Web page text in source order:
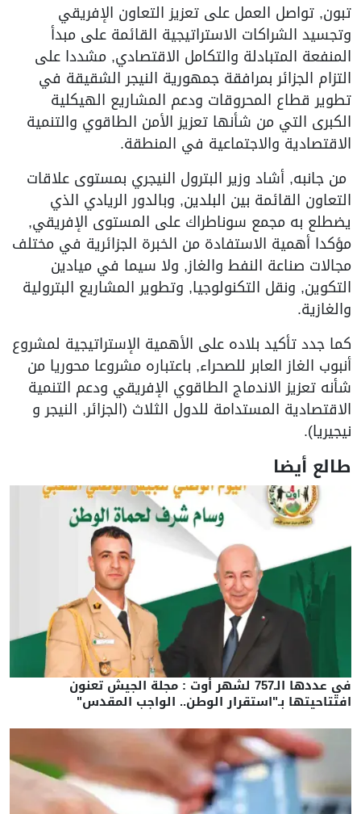
تبون, تواصل العمل على تعزيز التعاون الإفريقي
وتجسيد الشراكات الاستراتيجية القائمة على مبدأ
المنفعة المتبادلة والتكامل الاقتصادي, مشددا على
التزام الجزائر بمرافقة جمهورية النيجر الشقيقة في
تطوير قطاع المحروقات ودعم المشاريع الهيكلية
الكبرى التي من شأنها تعزيز الأمن الطاقوي والتنمية
الاقتصادية والاجتماعية في المنطقة.
من جانبه, أشاد وزير البترول النيجري بمستوى علاقات
التعاون القائمة بين البلدين, وبالدور الريادي الذي
يضطلع به مجمع سوناطراك على المستوى الإفريقي,
مؤكدا أهمية الاستفادة من الخبرة الجزائرية في مختلف
مجالات صناعة النفط والغاز, ولا سيما في ميادين
التكوين, ونقل التكنولوجيا, وتطوير المشاريع البترولية
والغازية.
كما جدد تأكيد بلاده على الأهمية الإستراتيجية لمشروع
أنبوب الغاز العابر للصحراء, باعتباره مشروعا محوريا من
شأنه تعزيز الاندماج الطاقوي الإفريقي ودعم التنمية
الاقتصادية المستدامة للدول الثلاث (الجزائر, النيجر و
نيجيريا).
طالع أيضا
في عددها الـ757 لشهر أوت : مجلة الجيش تعنون
افتتاحيتها بـ"استقرار الوطن.. الواجب المقدس"